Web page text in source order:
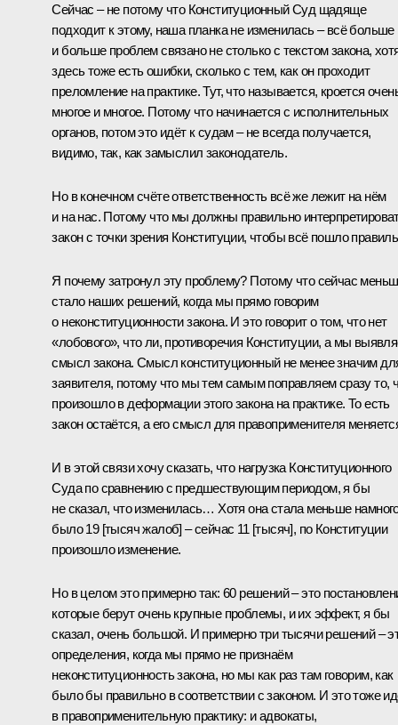
Сейчас – не потому что Конституционный Суд щадяще
подходит к этому, наша планка не изменилась – всё больше
и больше проблем связано не столько с текстом закона,
здесь тоже есть ошибки, сколько с тем, как он проходит
преломление на практике. Тут, что называется, кроется
многое и многое. Потому что начинается с исполнительных
органов, потом это идёт к судам – не всегда получается,
видимо, так, как замыслил законодатель.
Но в конечном счёте ответственность всё же лежит на нём
и на нас. Потому что мы должны правильно
закон с точки зрения Конституции, чтобы всё пошло
Я почему затронул эту проблему? Потому что сейчас
стало наших решений, когда мы прямо говорим
о неконституционности закона. И это говорит о том, что нет
«лобового», что ли, противоречия Конституции, а мы
смысл закона. Смысл конституционный не менее значим
заявителя, потому что мы тем самым поправляем сразу то,
произошло в деформации этого закона на практике. То есть
закон остаётся, а его смысл для правоприменителя
И в этой связи хочу сказать, что нагрузка Конституционного
Суда по сравнению с предшествующим периодом, я бы
не сказал, что изменилась… Хотя она стала меньше
было 19 [тысяч жалоб] – сейчас 11 [тысяч], по Конституции
произошло изменение.
Но в целом это примерно так: 60 решений – это
которые берут очень крупные проблемы, и их эффект, я бы
сказал, очень большой. И примерно три тысячи решений –
определения, когда мы прямо не признаём
неконституционность закона, но мы как раз там говорим, как
было бы правильно в соответствии с законом. И это тоже
в правоприменительную практику: и адвокаты,